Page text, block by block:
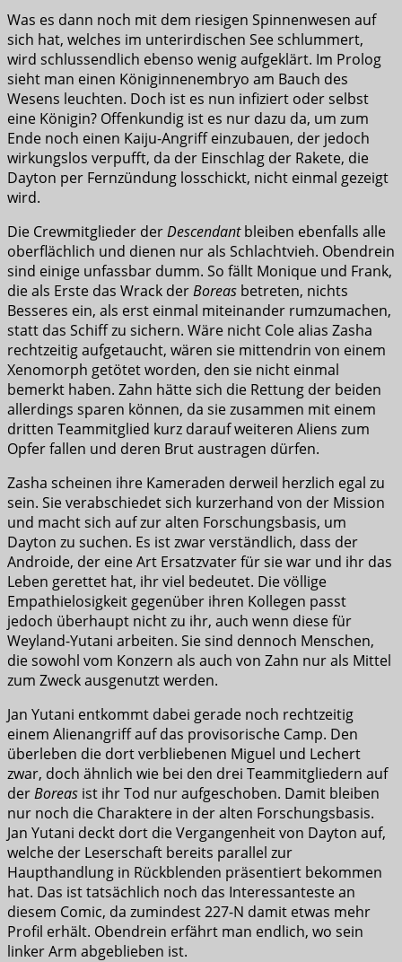
Was es dann noch mit dem riesigen Spinnenwesen auf
sich hat, welches im unterirdischen See schlummert,
wird schlussendlich ebenso wenig aufgeklärt. Im Prolog
sieht man einen Königinnenembryo am Bauch des
Wesens leuchten. Doch ist es nun infiziert oder selbst
eine Königin? Offenkundig ist es nur dazu da, um zum
Ende noch einen Kaiju-Angriff einzubauen, der jedoch
wirkungslos verpufft, da der Einschlag der Rakete, die
Dayton per Fernzündung losschickt, nicht einmal gezeigt
wird.
Die Crewmitglieder derDescendantbleiben ebenfalls alle
oberflächlich und dienen nur als Schlachtvieh. Obendrein
sind einige unfassbar dumm. So fällt Monique und Frank,
die als Erste das Wrack derBoreas betreten, nichts
Besseres ein, als erst einmal miteinander rumzumachen,
statt das Schiff zu sichern. Wäre nicht Cole alias Zasha
rechtzeitig aufgetaucht, wären sie mittendrin von einem
Xenomorph getötet worden, den sie nicht einmal
bemerkt haben. Zahn hätte sich die Rettung der beiden
allerdings sparen können, da sie zusammen mit einem
dritten Teammitglied kurz darauf weiteren Aliens zum
Opfer fallen und deren Brut austragen dürfen.
Zasha scheinen ihre Kameraden derweil herzlich egal zu
sein. Sie verabschiedet sich kurzerhand von der Mission
und macht sich auf zur alten Forschungsbasis, um
Dayton zu suchen. Es ist zwar verständlich, dass der
Androide, der eine Art Ersatzvater für sie war und ihr das
Leben gerettet hat, ihr viel bedeutet. Die völlige
Empathielosigkeit gegenüber ihren Kollegen passt
jedoch überhaupt nicht zu ihr, auch wenn diese für
Weyland-Yutani arbeiten. Sie sind dennoch Menschen,
die sowohl vom Konzern als auch von Zahn nur als Mittel
zum Zweck ausgenutzt werden.
Jan Yutani entkommt dabei gerade noch rechtzeitig
einem Alienangriff auf das provisorische Camp. Den
überleben die dort verbliebenen Miguel und Lechert
zwar, doch ähnlich wie bei den drei Teammitgliedern auf
derBoreas ist ihr Tod nur aufgeschoben. Damit bleiben
nur noch die Charaktere in der alten Forschungsbasis.
Jan Yutani deckt dort die Vergangenheit von Dayton auf,
welche der Leserschaft bereits parallel zur
Haupthandlung in Rückblenden präsentiert bekommen
hat. Das ist tatsächlich noch das Interessanteste an
diesem Comic, da zumindest 227-N damit etwas mehr
Profil erhält. Obendrein erfährt man endlich, wo sein
linker Arm abgeblieben ist.